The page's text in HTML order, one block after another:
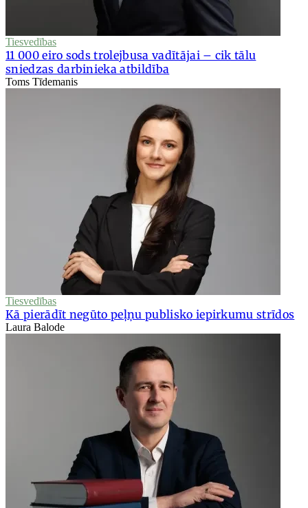
Tiesvedības
11 000 eiro sods trolejbusa vadītājai – cik tālu
sniedzas darbinieka atbildība
Toms Tīdemanis
Tiesvedības
Kā pierādīt negūto peļņu publisko iepirkumu strīdos
Laura Balode